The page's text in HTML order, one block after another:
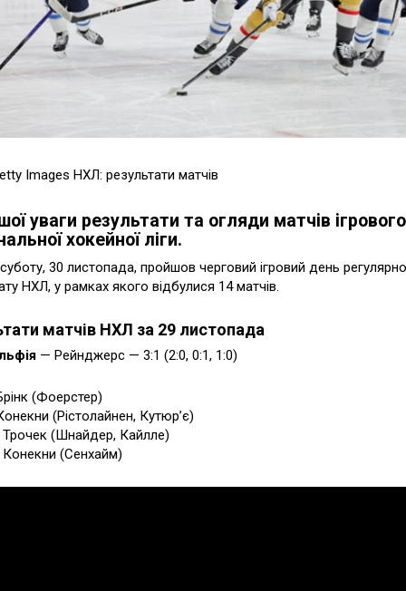
Images НХЛ: результати матчів
уваги результати та огляди матчів
хокейної ліги.
30 листопада, пройшов черговий ігровий день
НХЛ, у рамках якого відбулися 14 матчів.
матчів НХЛ за 29 листопада
— Рейнджерс — 3:1 (2:0, 0:1, 1:0)
(Фоерстер)
(Рістолайнен, Кутюр’є)
(Шнайдер, Кайлле)
(Сенхайм)